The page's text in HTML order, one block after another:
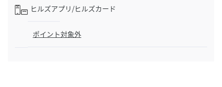
ヒルズアプリ/ヒルズカード
ポイント対象外